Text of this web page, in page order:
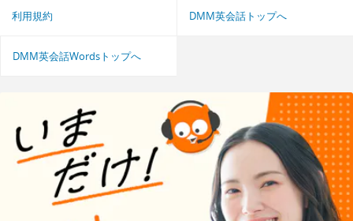
利用規約 DMM英会話トップへ
DMM英会話Wordsトップへ